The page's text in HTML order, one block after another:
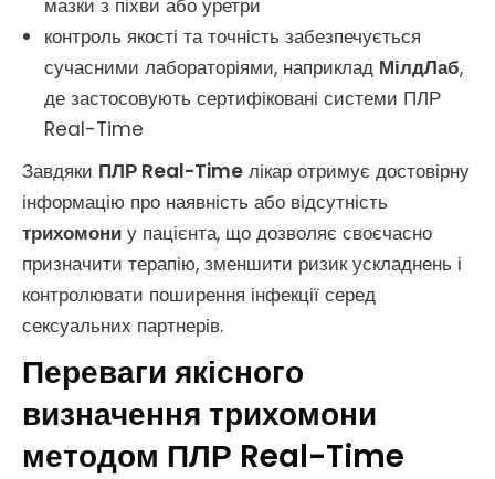
мазки з піхви або уретри
контроль якості та точність забезпечується
сучасними лабораторіями, наприклад МілдЛаб,
де застосовують сертифіковані системи ПЛР
Real-Time
Завдяки ПЛР Real-Time лікар отримує достовірну
інформацію про наявність або відсутність
трихомони у пацієнта, що дозволяє своєчасно
призначити терапію, зменшити ризик ускладнень і
контролювати поширення інфекції серед
сексуальних партнерів.
Переваги якісного
визначення трихомони
методом ПЛР Real-Time